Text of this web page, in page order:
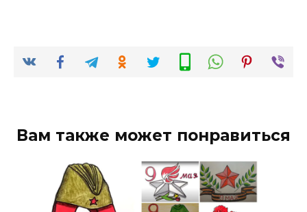
Вам также может понравиться